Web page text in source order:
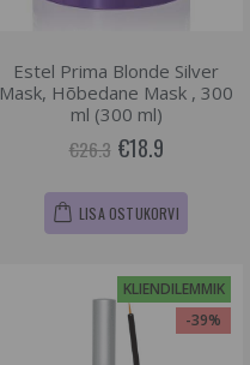
Estel Prima Blonde Silver
Mask, Hõbedane Mask , 300
ml (300 ml)
€26.3 €18.9
LISA OSTUKORVI
KLIENDILEMMIK
-39%